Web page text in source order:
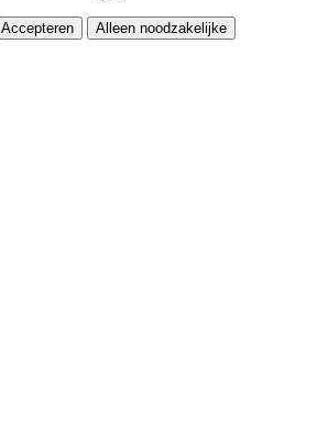
Accepteren Alleen noodzakelijke